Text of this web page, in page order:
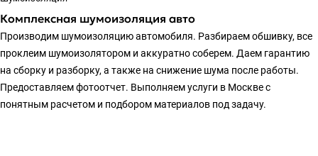
Комплексная шумоизоляция авто
Производим шумоизоляцию автомобиля. Разбираем обшивку, все
проклеим шумоизолятором и аккуратно соберем. Даем гарантию
на сборку и разборку, а также на снижение шума после работы.
Предоставляем фотоотчет. Выполняем услуги в Москве с
понятным расчетом и подбором материалов под задачу.